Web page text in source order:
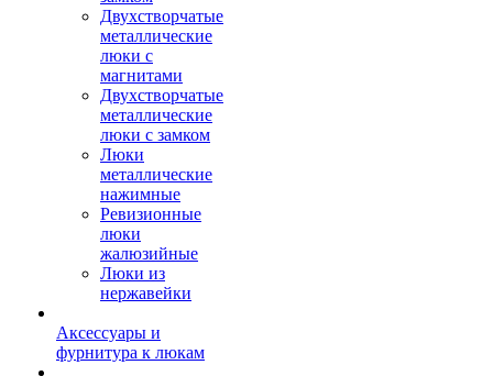
Двухстворчатые
металлические
люки с
магнитами
Двухстворчатые
металлические
люки с замком
Люки
металлические
нажимные
Ревизионные
люки
жалюзийные
Люки из
нержавейки
Аксессуары и
фурнитура к люкам